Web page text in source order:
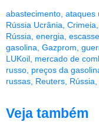
abastecimento ataques
Rússia Ucrânia Crimeia
Rússia energia
gasolina Gazprom
LUKoil mercado de
russo preços da
russas Reuters Rússia
Veja também